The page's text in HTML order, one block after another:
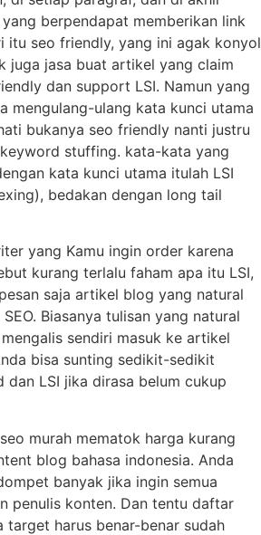
berpendapat memberikan link
itu seo friendly, yang ini agak konyol
juga jasa buat artikel yang claim
dan support LSI. Namun yang
mengulang-ulang kata kunci utama
bukanya seo friendly nanti justru
stuffing. kata-kata yang
kata kunci utama itulah LSI
bedakan dengan long tail
yang Kamu ingin order karena
kurang terlalu faham apa itu LSI,
saja artikel blog yang natural
Biasanya tulisan yang natural
sendiri masuk ke artikel
bisa sunting sedikit-sedikit
dan LSI jika dirasa belum cukup
murah mematok harga kurang
blog bahasa indonesia. Anda
banyak jika ingin semua
penulis konten. Dan tentu daftar
target harus benar-benar sudah